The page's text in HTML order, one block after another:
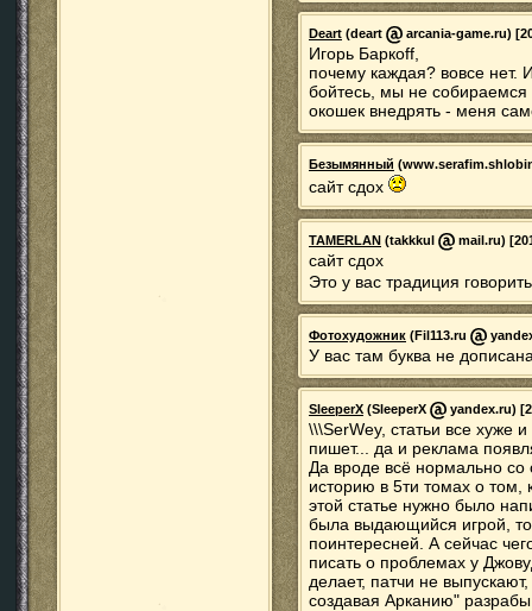
Deart (deart arcania-game.ru)
Игорь Баркoff,
почему каждая? вовсе нет.
бойтесь, мы не
окошек внедрять - меня
Безымянный
сайт сдох
TAMERLAN (takkkul mail.ru)
сайт сдох
Это у вас традиция
Фотохудожник (Fil113.ru
У вас там буква не
SleeperX (SleeperX yandex.ru)
\\\SerWey, статьи все хуже
пишет... да и реклама
Да вроде всё нормально со
историю в 5ти томах о том,
этой статье нужно было
была выдающийся игрой,
поинтересней. А сейчас
писать о проблемах у
делает, патчи не
создавая Арканию"